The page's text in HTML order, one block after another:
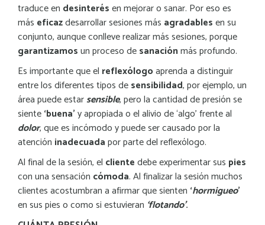
traduce en desinterésen mejorar o sanar. Por eso es
más eficazdesarrollar sesiones más agradablesen su
conjunto, aunque conlleve realizar más sesiones, porque
garantizamosun proceso desanaciónmás profundo.
Es importante que el reflexólogoaprenda a distinguir
entre los diferentes tipos desensibilidad, por ejemplo, un
área puede estarsensible, pero la cantidad de presión se
siente‘buena’y apropiada o el alivio de ‘algo’ frente al
dolor, que es incómodo y puede ser causado por la
atención inadecuadapor parte del reflexólogo.
Al final de la sesión, el clientedebe experimentar sus pies
con una sensación cómoda. Al finalizar la sesión muchos
clientes acostumbran a afirmar que sienten ‘hormigueo’
en sus pies o como si estuvieran ‘flotando’.